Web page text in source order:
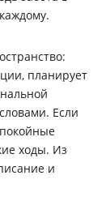
планирует
Если
ходы. Из
и